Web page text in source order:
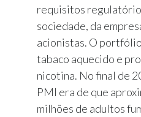
requisitos
sociedade, da
acionistas. O
tabaco aquecido e
nicotina. No final de
PMI era de que
milhões de adultos